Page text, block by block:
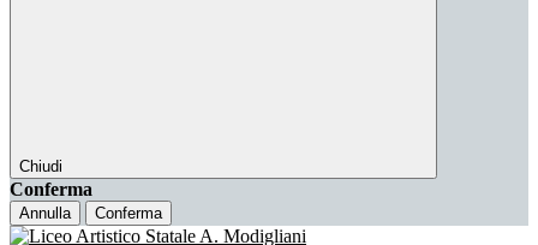
Chiudi
Conferma
Annulla Conferma